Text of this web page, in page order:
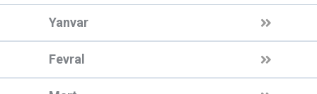
Yanvar
Fevral